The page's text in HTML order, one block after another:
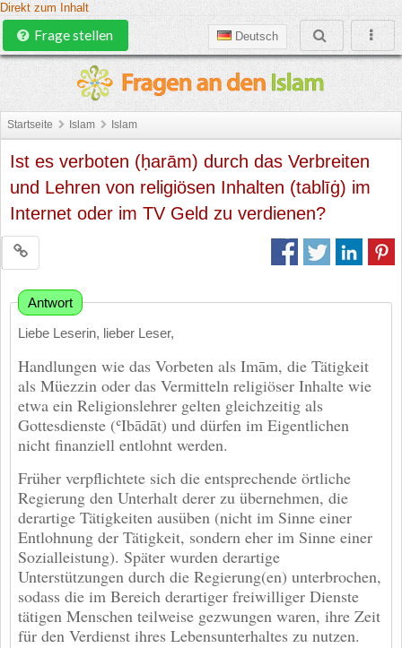
Direkt zum Inhalt
Deutsch
Frage stellen
Startseite Islam Islam
Ist es verboten (ḥarām) durch das Verbreiten
und Lehren von religiösen Inhalten (tablīġ) im
Internet oder im TV Geld zu verdienen?
Antwort
Liebe Leserin, lieber Leser,
Handlungen wie das Vorbeten als Imām, die Tätigkeit
als Müezzin oder das Vermitteln religiöser Inhalte wie
etwa ein Religionslehrer gelten gleichzeitig als
Gottesdienste (ʿIbādāt) und dürfen im Eigentlichen
nicht finanziell entlohnt werden.
Früher verpflichtete sich die entsprechende örtliche
Regierung den Unterhalt derer zu übernehmen, die
derartige Tätigkeiten ausüben (nicht im Sinne einer
Entlohnung der Tätigkeit, sondern eher im Sinne einer
Sozialleistung). Später wurden derartige
Unterstützungen durch die Regierung(en) unterbrochen,
sodass die im Bereich derartiger freiwilliger Dienste
tätigen Menschen teilweise gezwungen waren, ihre Zeit
für den Verdienst ihres Lebensunterhaltes zu nutzen.